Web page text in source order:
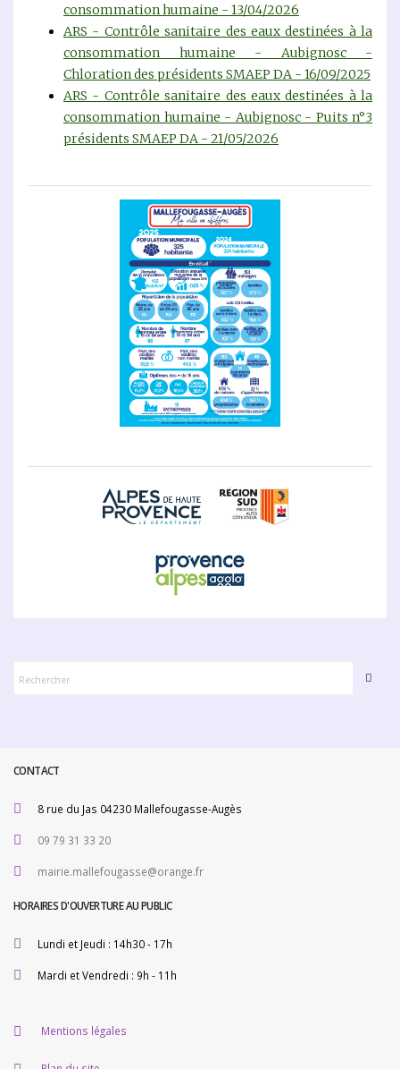
consommation humaine - 13/04/2026
ARS - Contrôle sanitaire des eaux destinées à la
consommation humaine - Aubignosc -
Chloration des présidents SMAEP DA - 16/09/2025
ARS - Contrôle sanitaire des eaux destinées à la
consommation humaine - Aubignosc - Puits n°3
présidents SMAEP DA - 21/05/2026
CONTACT
8 rue du Jas 04230 Mallefougasse-Augès
09 79 31 33 20
mairie.mallefougasse@orange.fr
HORAIRES D'OUVERTURE AU PUBLIC
Lundi et Jeudi : 14h30 - 17h
Mardi et Vendredi : 9h - 11h
Mentions légales